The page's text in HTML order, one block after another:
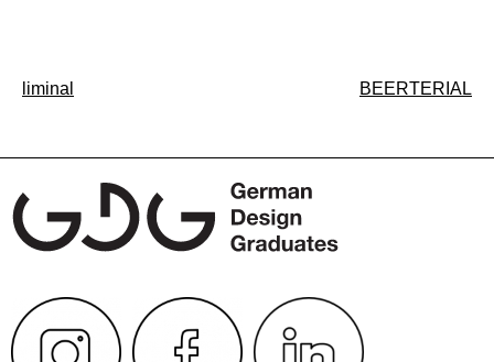
Beitragsnavigation
liminal BEERTERIAL